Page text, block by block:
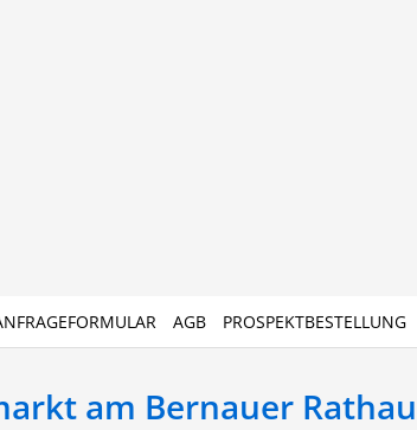
AGB PROSPEKTBESTELLUNG
am Bernauer